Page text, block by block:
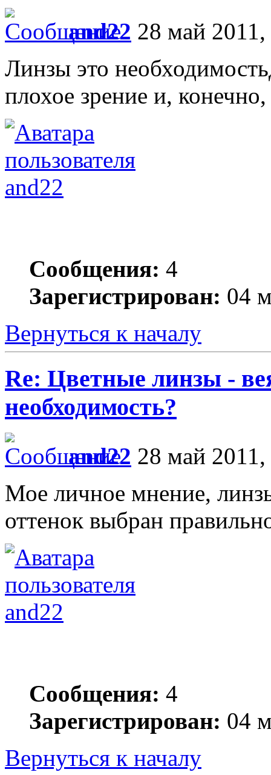
and22 28 май
Линзы это
плохое зрение и,
and22
Сообщения: 4
Зарегистрирован: 04
Вернуться к началу
Re: Цветные линзы -
необходимость?
and22 28 май
Мое личное мнение,
оттенок выбран
and22
Сообщения: 4
Зарегистрирован: 04
Вернуться к началу